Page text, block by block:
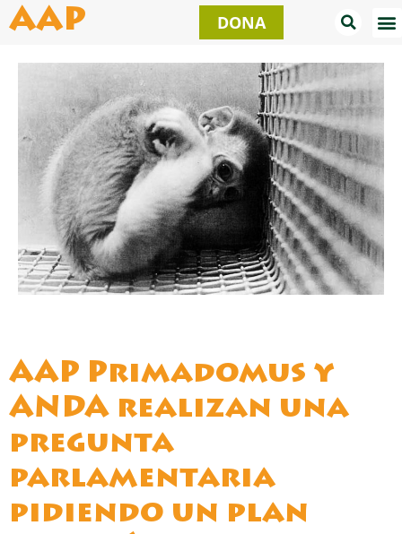
alAAP DONA
AAP Primadomus y
ANDA realizan una
pregunta
parlamentaria
pidiendo un plan